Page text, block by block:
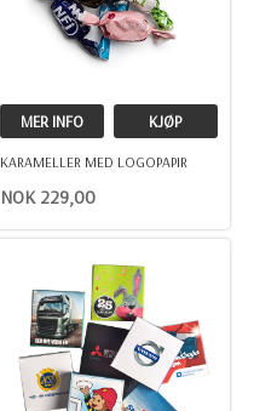
MER INFO KJØP
KARAMELLER MED LOGOPAPIR
NOK 229,00